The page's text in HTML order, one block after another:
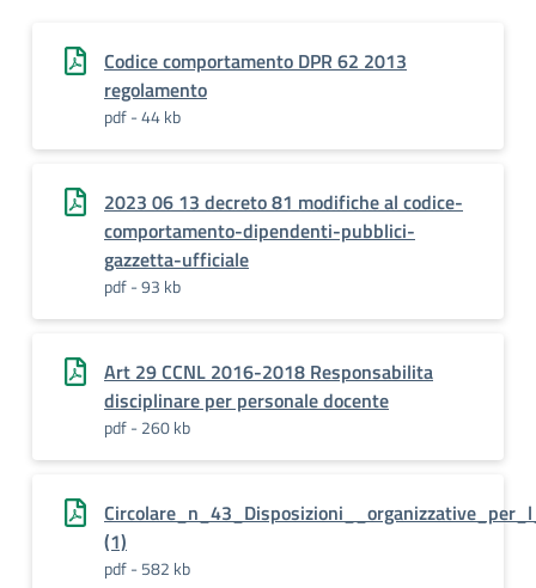
Codice comportamento DPR 62 2013
regolamento
pdf - 44 kb
2023 06 13 decreto 81 modifiche al codice-
comportamento-dipendenti-pubblici-
gazzetta-ufficiale
pdf - 93 kb
Art 29 CCNL 2016-2018 Responsabilita
disciplinare per personale docente
pdf - 260 kb
(1)
pdf - 582 kb